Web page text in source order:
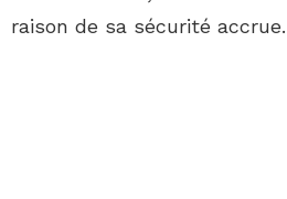
raison de sa sécurité accrue.